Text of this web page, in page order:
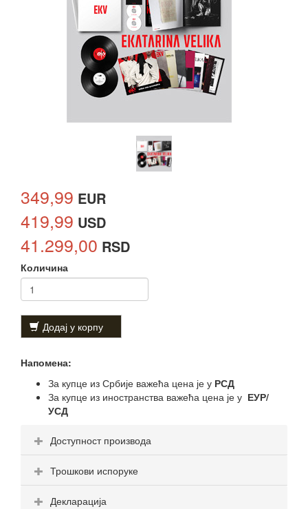
349,99 EUR
419,99 USD
41.299,00 RSD
Количина
Додај у корпу
Напомена:
За купце из Србије важећа цена је у РСД
За купце из иностранства важећа цена је у ЕУР/
УСД
Доступност производа
Трошкови испоруке
Декларација